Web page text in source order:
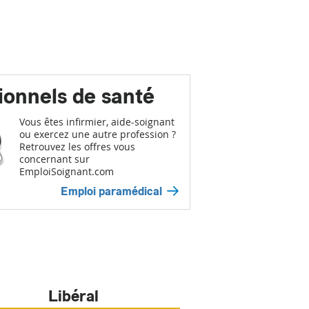
de santé
Vous êtes infirmier, aide-soignant
ou exercez une autre profession ?
Retrouvez les offres vous
concernant sur
EmploiSoignant.com
Emploi paramédical
Libéral